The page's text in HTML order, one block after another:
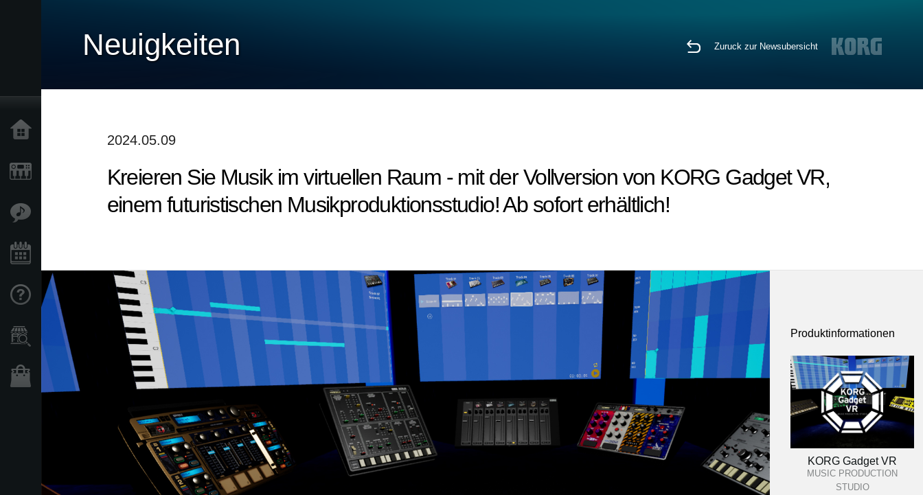
Support
Händlersuche
Shop
Neuigkeiten Zuruck zur Newsubersicht
2024.05.09
Kreieren Sie Musik im virtuellen Raum - mit der Vollversion von KORG Gadget VR,
einem futuristischen Musikproduktionsstudio! Ab sofort erhältlich!
Produktinformationen
KORG Gadget VR
MUSIC PRODUCTION
STUDIO